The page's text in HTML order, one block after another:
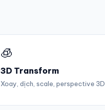
🧊
3D Transform
Xoay, dịch, scale, perspective 3D.